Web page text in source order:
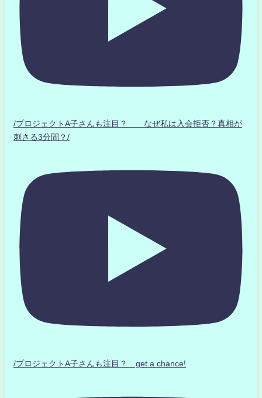
/プロジェクトA子さんも注目？ なぜ私は入会拒否？真相が
刺さる3分間？/
/プロジェクトA子さんも注目？ get a chance!